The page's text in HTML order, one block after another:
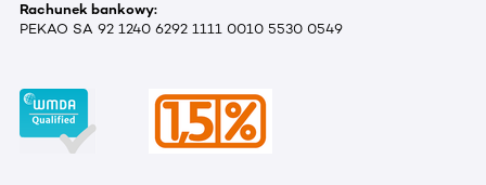
Rachunek bankowy:
PEKAO SA 92 1240 6292 1111 0010 5530 0549